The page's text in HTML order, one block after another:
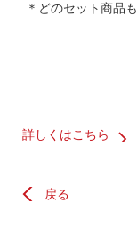
＊どのセット商品も
詳しくはこちら
戻る